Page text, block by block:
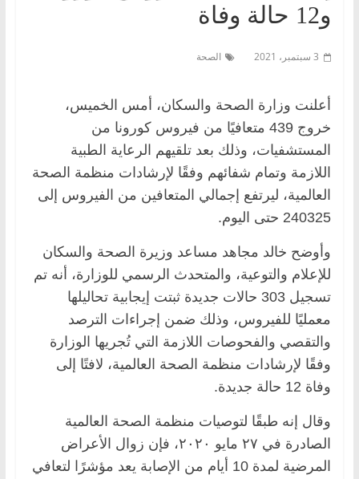
و12 حالة وفاة
3 سبتمبر، 2021 الصحة
أعلنت وزارة الصحة والسكان، أمس الخميس،
خروج 439 متعافيًا من فيروس كورونا من
المستشفيات، وذلك بعد تلقيهم الرعاية الطبية
اللازمة وتمام شفائهم وفقًا لإرشادات منظمة الصحة
العالمية، ليرتفع إجمالي المتعافين من الفيروس إلى
240325 حتى اليوم.
وأوضح خالد مجاهد مساعد وزيرة الصحة والسكان
للإعلام والتوعية، والمتحدث الرسمي للوزارة، أنه تم
تسجيل 303 حالات جديدة ثبتت إيجابية تحاليلها
معمليًا للفيروس، وذلك ضمن إجراءات الترصد
والتقصي والفحوصات اللازمة التي تُجريها الوزارة
وفقًا لإرشادات منظمة الصحة العالمية، لافتًا إلى
وفاة 12 حالة جديدة.
وقال إنه طبقًا لتوصيات منظمة الصحة العالمية
الصادرة في ٢٧ مايو ٢٠٢٠، فإن زوال الأعراض
المرضية لمدة 10 أيام من الإصابة يعد مؤشرًا لتعافي